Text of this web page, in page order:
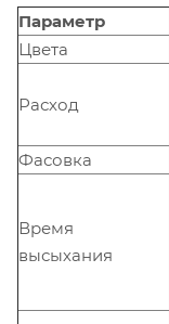
Параметр
Цвета
Расход
Фасовка
Время
высыхания